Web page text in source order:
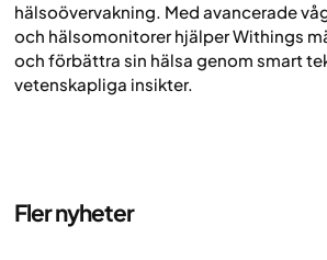
hälsoövervakning. Med avancerade
och hälsomonitorer hjälper Withings
och förbättra sin hälsa genom smart
vetenskapliga insikter.
Fler nyheter